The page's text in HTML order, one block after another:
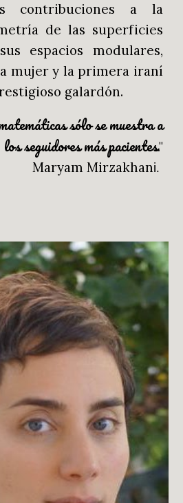
contribuciones a la
de las superficies
espacios modulares,
mujer y la primera iraní
galardón.
sólo se muestra a
los seguidores más pacientes."
Maryam Mirzakhani.